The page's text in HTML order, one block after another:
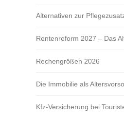
Alternativen zur
Rentenreform 2027 – Das
Rechengrößen 2026
Die Immobilie als
Kfz-Versicherung bei